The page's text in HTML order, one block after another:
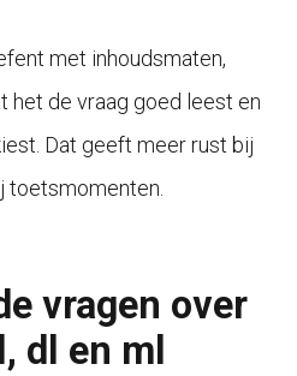
met inhoudsmaten,
het de vraag goed leest en
Dat geeft meer rust bij
toetsmomenten.
vragen over
dl en ml